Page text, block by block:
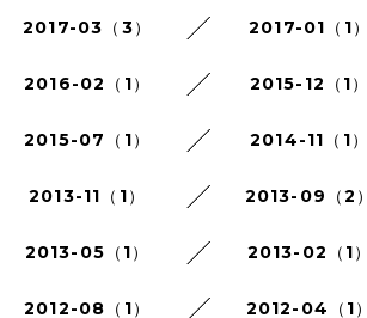
2017-03（3） 2017-01（1）
2016-02（1） 2015-12（1）
2015-07（1） 2014-11（1）
2013-11（1） 2013-09（2）
2013-05（1） 2013-02（1）
2012-08（1） 2012-04（1）